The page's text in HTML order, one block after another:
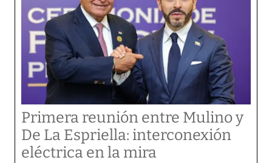
Primera reunión entre Mulino y
De La Espriella: interconexión
eléctrica en la mira